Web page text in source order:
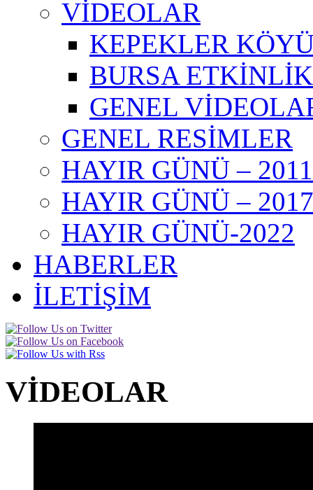
VİDEOLAR
KEPEKLER
BURSA
GENEL
GENEL RESİMLER
HAYIR GÜNÜ – 2011
HAYIR GÜNÜ – 2017
HAYIR GÜNÜ-2022
HABERLER
İLETİŞİM
VİDEOLAR